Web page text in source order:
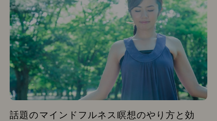
話題のマインドフルネス瞑想のやり方と効